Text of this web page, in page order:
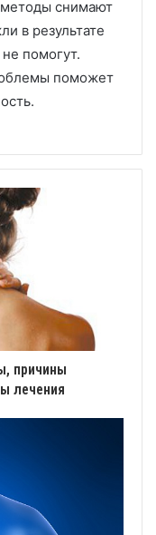
снимают
в результате
помогут.
поможет
причины
лечения